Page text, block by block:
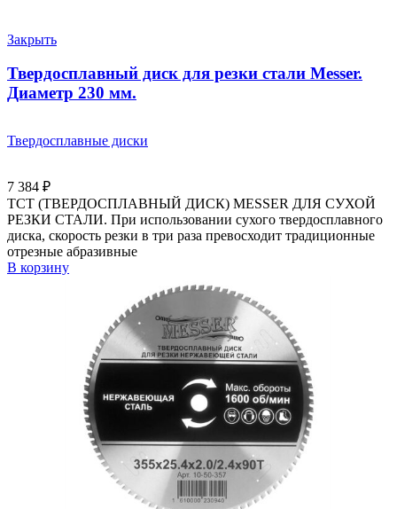
Закрыть
Твердосплавный диск для резки стали Messer.
Диаметр 230 мм.
Твердосплавные диски
7 384 ₽
ТСТ (ТВЕРДОСПЛАВНЫЙ ДИСК) MESSER ДЛЯ СУХОЙ
РЕЗКИ СТАЛИ. При использовании сухого твердосплавного
диска, скорость резки в три раза превосходит традиционные
отрезные абразивные
В корзину